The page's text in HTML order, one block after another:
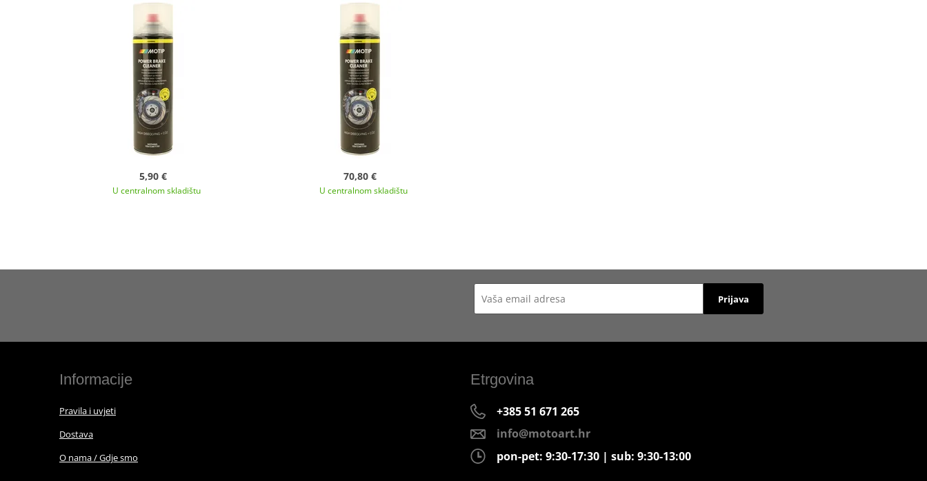
5,90 €
U centralnom skladištu
70,80 €
U centralnom skladištu
Prijava
Informacije
Pravila i uvjeti
Dostava
O nama / Gdje smo
Etrgovina
+385 51 671 265
info@motoart.hr
pon-pet: 9:30-17:30 | sub: 9:30-13:00